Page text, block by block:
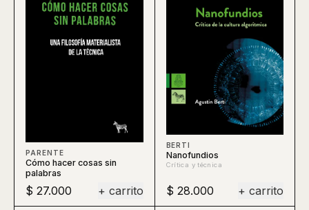
PARENTE
Cómo hacer cosas sin
palabras
$ 27.000 + carrito
BERTI
Nanofundios
Crítica y técnica
$ 28.000 + carrito